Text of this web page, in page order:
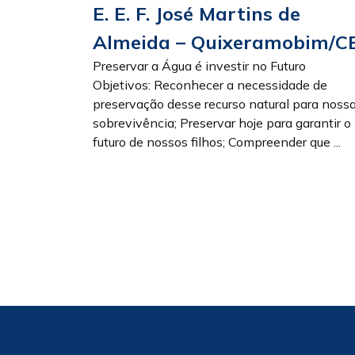
E. E. F. José Martins de
Almeida – Quixeramobim/
Preservar a Água é investir no Futuro
Objetivos: Reconhecer a necessidade de
preservação desse recurso natural para
sobrevivência; Preservar hoje para garantir o
futuro de nossos filhos; Compreender que ...